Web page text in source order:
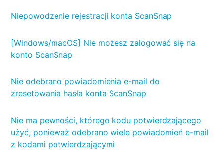
Niepowodzenie rejestracji konta ScanSnap
[Windows/macOS] Nie możesz zalogować się na
konto ScanSnap
Nie odebrano powiadomienia e-mail do
zresetowania hasła konta ScanSnap
Nie ma pewności, którego kodu potwierdzającego
użyć, ponieważ odebrano wiele powiadomień e-mail
z kodami potwierdzającymi